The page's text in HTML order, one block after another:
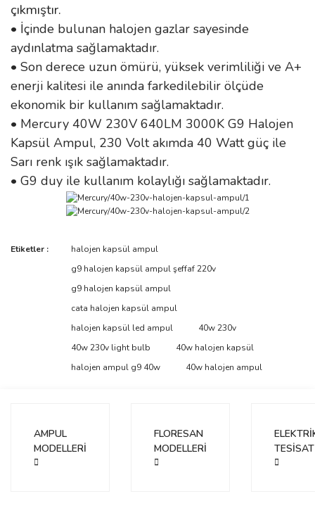
çıkmıştır.
• İçinde bulunan halojen gazlar sayesinde
aydınlatma sağlamaktadır.
• Son derece uzun ömürü, yüksek verimliliği ve A+
enerji kalitesi ile anında farkedilebilir ölçüde
ekonomik bir kullanım sağlamaktadır.
• Mercury 40W 230V 640LM 3000K G9 Halojen
Kapsül Ampul, 230 Volt akımda 40 Watt güç ile
Sarı renk ışık sağlamaktadır.
• G9 duy ile kullanım kolaylığı sağlamaktadır.
Bu ürüne ilk yorumu siz yapın!
Yorum Yaz
Bu ürünün fiyat bilgisi, resim, ürün açıklamalarında ve diğer
tarafımıza iletebilirsiniz.
Görüş ve önerileriniz için teşekkür ederiz.
Ürün resmi kalitesiz, bozuk veya görüntülenemiyor.
Ürün açıklamasında eksik bilgiler bulunuyor.
Ürün bilgilerinde hatalar bulunuyor.
Etiketler :
halojen kapsül ampul
g9 halojen kapsül ampul şeffaf 220v
g9 halojen kapsül ampul
cata halojen kapsül ampul
halojen kapsül led ampul
40w 230v
40w 230v light bulb
40w halojen kapsül
halojen ampul g9 40w
40w halojen ampul
AMPUL
MODELLERİ
FLORESAN
MODELLERİ
TESİSAT